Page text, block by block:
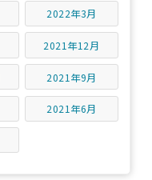
2022年3月
2021年12月
2021年9月
2021年6月